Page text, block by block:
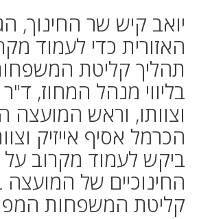
יואב קיש שר החינוך,
האזורית כדי לעמוד
תהליך קליטת
בליווי מנהל המחוז,
וצוותו, וראש המועצה
הכרמל אסיף אייזיק
ביקש לעמוד מקרוב
החינוכיים של
קליטת המשפחות